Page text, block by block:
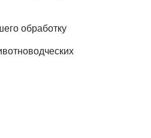
обработку